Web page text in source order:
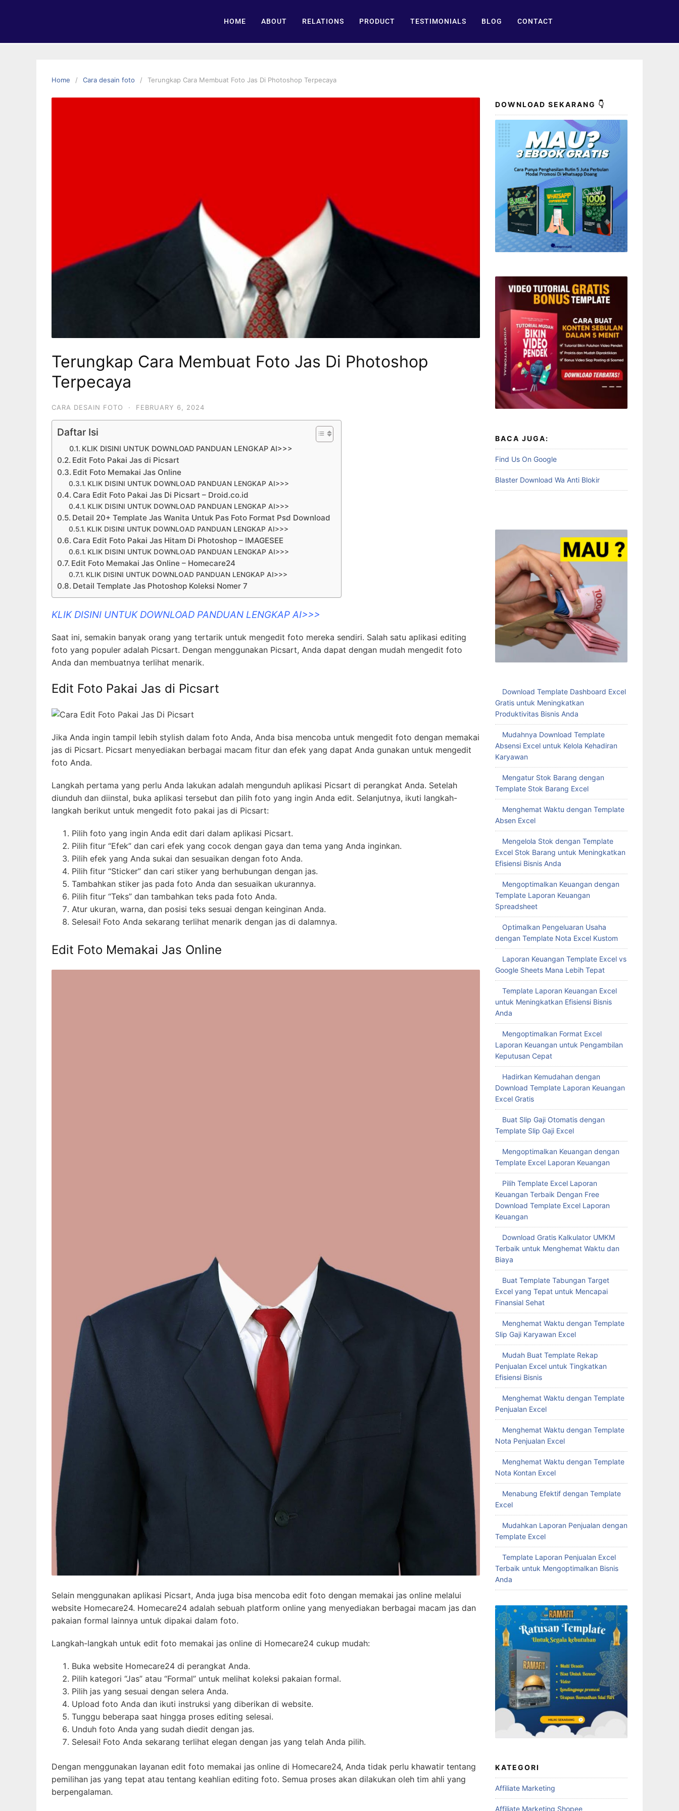
HOME ABOUT RELATIONS PRODUCT TESTIMONIALS BLOG CONTACT
Home Cara desain foto Terungkap Cara Membuat Foto Jas Di Photoshop Terpecaya
Terungkap Cara Membuat Foto Jas Di Photoshop
Terpecaya
CARA DESAIN FOTO · FEBRUARY 6, 2024
Daftar Isi
KLIK DISINI UNTUK DOWNLOAD PANDUAN LENGKAP AI>>>
Edit Foto Pakai Jas di Picsart
Edit Foto Memakai Jas Online
KLIK DISINI UNTUK DOWNLOAD PANDUAN LENGKAP AI>>>
Cara Edit Foto Pakai Jas Di Picsart – Droid.co.id
KLIK DISINI UNTUK DOWNLOAD PANDUAN LENGKAP AI>>>
Detail 20+ Template Jas Wanita Untuk Pas Foto Format Psd Download
KLIK DISINI UNTUK DOWNLOAD PANDUAN LENGKAP AI>>>
Cara Edit Foto Pakai Jas Hitam Di Photoshop – IMAGESEE
KLIK DISINI UNTUK DOWNLOAD PANDUAN LENGKAP AI>>>
Edit Foto Memakai Jas Online – Homecare24
KLIK DISINI UNTUK DOWNLOAD PANDUAN LENGKAP AI>>>
Detail Template Jas Photoshop Koleksi Nomer 7
KLIK DISINI UNTUK DOWNLOAD PANDUAN LENGKAP AI>>>
Saat ini, semakin banyak orang yang tertarik untuk mengedit foto mereka sendiri. Salah satu aplikasi editing
foto yang populer adalah Picsart. Dengan menggunakan Picsart, Anda dapat dengan mudah mengedit foto
Anda dan membuatnya terlihat menarik.
Edit Foto Pakai Jas di Picsart
Jika Anda ingin tampil lebih stylish dalam foto Anda, Anda bisa mencoba untuk mengedit foto dengan memakai
jas di Picsart. Picsart menyediakan berbagai macam fitur dan efek yang dapat Anda gunakan untuk mengedit
foto Anda.
Langkah pertama yang perlu Anda lakukan adalah mengunduh aplikasi Picsart di perangkat Anda. Setelah
diunduh dan diinstal, buka aplikasi tersebut dan pilih foto yang ingin Anda edit. Selanjutnya, ikuti langkah-
langkah berikut untuk mengedit foto pakai jas di Picsart:
Pilih foto yang ingin Anda edit dari dalam aplikasi Picsart.
Pilih fitur “Efek” dan cari efek yang cocok dengan gaya dan tema yang Anda inginkan.
Pilih efek yang Anda sukai dan sesuaikan dengan foto Anda.
Pilih fitur “Sticker” dan cari stiker yang berhubungan dengan jas.
Tambahkan stiker jas pada foto Anda dan sesuaikan ukurannya.
Pilih fitur “Teks” dan tambahkan teks pada foto Anda.
Atur ukuran, warna, dan posisi teks sesuai dengan keinginan Anda.
Selesai! Foto Anda sekarang terlihat menarik dengan jas di dalamnya.
Edit Foto Memakai Jas Online
Selain menggunakan aplikasi Picsart, Anda juga bisa mencoba edit foto dengan memakai jas online melalui
website Homecare24. Homecare24 adalah sebuah platform online yang menyediakan berbagai macam jas dan
pakaian formal lainnya untuk dipakai dalam foto.
Langkah-langkah untuk edit foto memakai jas online di Homecare24 cukup mudah:
Buka website Homecare24 di perangkat Anda.
Pilih kategori “Jas” atau “Formal” untuk melihat koleksi pakaian formal.
Pilih jas yang sesuai dengan selera Anda.
Upload foto Anda dan ikuti instruksi yang diberikan di website.
Tunggu beberapa saat hingga proses editing selesai.
Unduh foto Anda yang sudah diedit dengan jas.
Selesai! Foto Anda sekarang terlihat elegan dengan jas yang telah Anda pilih.
Dengan menggunakan layanan edit foto memakai jas online di Homecare24, Anda tidak perlu khawatir tentang
pemilihan jas yang tepat atau tentang keahlian editing foto. Semua proses akan dilakukan oleh tim ahli yang
berpengalaman.
DOWNLOAD SEKARANG 👇
BACA JUGA:
Find Us On Google
Blaster Download Wa Anti Blokir
Download Template Dashboard Excel
Gratis untuk Meningkatkan
Produktivitas Bisnis Anda
Mudahnya Download Template
Absensi Excel untuk Kelola Kehadiran
Karyawan
Mengatur Stok Barang dengan
Template Stok Barang Excel
Menghemat Waktu dengan Template
Absen Excel
Mengelola Stok dengan Template
Excel Stok Barang untuk Meningkatkan
Efisiensi Bisnis Anda
Mengoptimalkan Keuangan dengan
Template Laporan Keuangan
Spreadsheet
Optimalkan Pengeluaran Usaha
dengan Template Nota Excel Kustom
Laporan Keuangan Template Excel vs
Google Sheets Mana Lebih Tepat
Template Laporan Keuangan Excel
untuk Meningkatkan Efisiensi Bisnis
Anda
Mengoptimalkan Format Excel
Laporan Keuangan untuk Pengambilan
Keputusan Cepat
Hadirkan Kemudahan dengan
Download Template Laporan Keuangan
Excel Gratis
Buat Slip Gaji Otomatis dengan
Template Slip Gaji Excel
Mengoptimalkan Keuangan dengan
Template Excel Laporan Keuangan
Pilih Template Excel Laporan
Keuangan Terbaik Dengan Free
Download Template Excel Laporan
Keuangan
Download Gratis Kalkulator UMKM
Terbaik untuk Menghemat Waktu dan
Biaya
Buat Template Tabungan Target
Excel yang Tepat untuk Mencapai
Finansial Sehat
Menghemat Waktu dengan Template
Slip Gaji Karyawan Excel
Mudah Buat Template Rekap
Penjualan Excel untuk Tingkatkan
Efisiensi Bisnis
Menghemat Waktu dengan Template
Penjualan Excel
Menghemat Waktu dengan Template
Nota Penjualan Excel
Menghemat Waktu dengan Template
Nota Kontan Excel
Menabung Efektif dengan Template
Excel
Mudahkan Laporan Penjualan dengan
Template Excel
Template Laporan Penjualan Excel
Terbaik untuk Mengoptimalkan Bisnis
Anda
KATEGORI
Affiliate Marketing
Affiliate Marketing Shopee